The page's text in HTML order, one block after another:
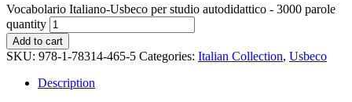
Vocabolario Italiano-Usbeco per studio autodidattico - 3000 parole
quantity
Add to cart
SKU: 978-1-78314-465-5 Categories: Italian Collection, Usbeco
Description